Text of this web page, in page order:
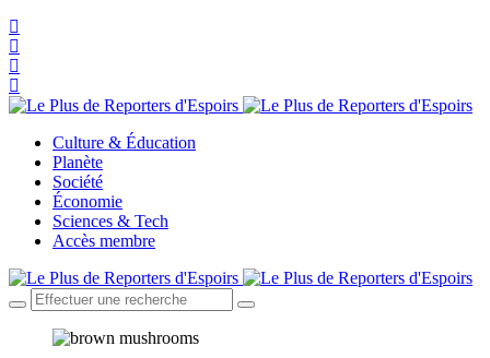
Culture & Éducation
Planète
Société
Économie
Sciences & Tech
Accès membre